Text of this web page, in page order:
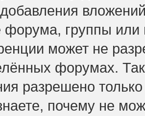
форума, группы или
может не
форумах.
разрешено
почему не